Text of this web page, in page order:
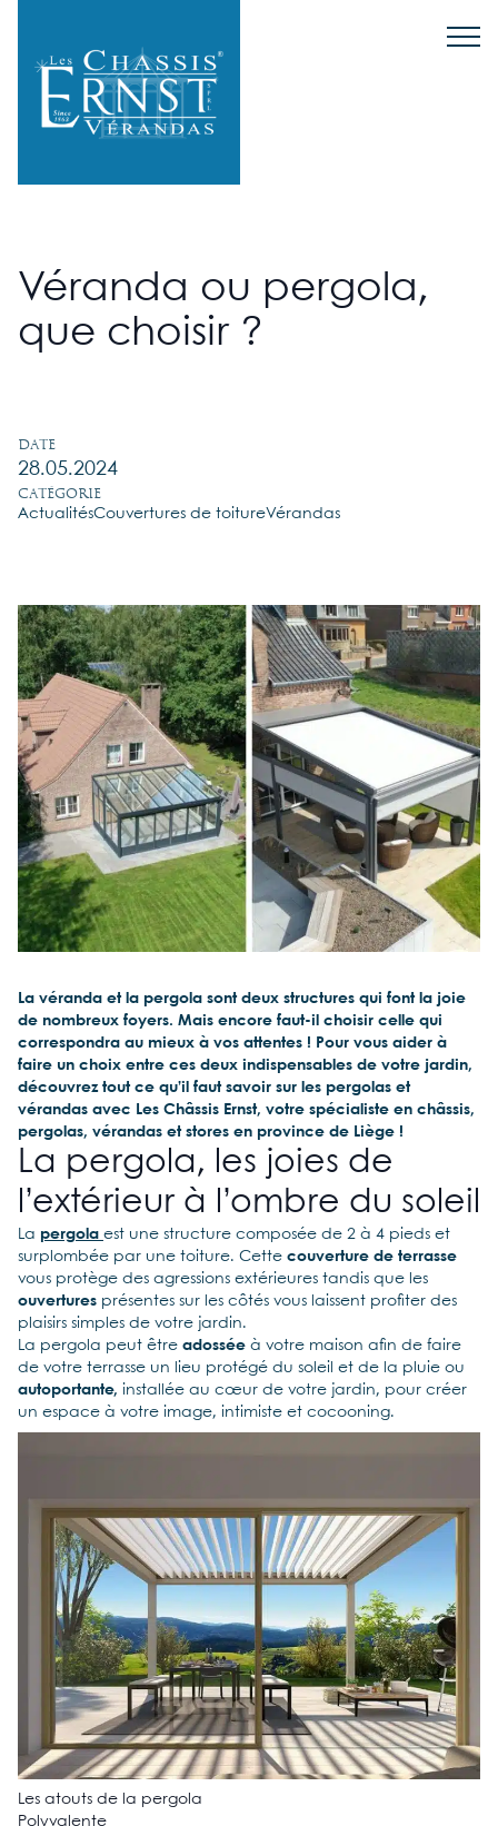
Véranda ou pergola,
que choisir ?
Date
28.05.2024
Catégorie
ActualitésCouvertures de toitureVérandas
La véranda et la pergola sont deux structures qui font la joie
de nombreux foyers. Mais encore faut-il choisir celle qui
correspondra au mieux à vos attentes ! Pour vous aider à
faire un choix entre ces deux indispensables de votre jardin,
découvrez tout ce qu’il faut savoir sur les pergolas et
vérandas avec Les Châssis Ernst, votre spécialiste en châssis,
pergolas, vérandas et stores en province de Liège !
La pergola, les joies de
l’extérieur à l’ombre du soleil
La pergola est une structure composée de 2 à 4 pieds et
surplombée par une toiture. Cette couverture de terrasse
vous protège des agressions extérieures tandis que les
ouvertures présentes sur les côtés vous laissent profiter des
plaisirs simples de votre jardin.
La pergola peut être adossée à votre maison afin de faire
de votre terrasse un lieu protégé du soleil et de la pluie ou
autoportante, installée au cœur de votre jardin, pour créer
un espace à votre image, intimiste et cocooning.
Les atouts de la pergola
Polyvalente